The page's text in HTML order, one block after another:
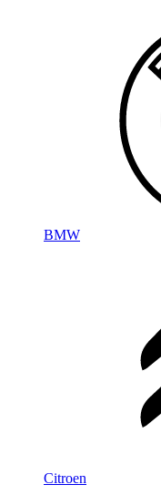
BMW
Citroen